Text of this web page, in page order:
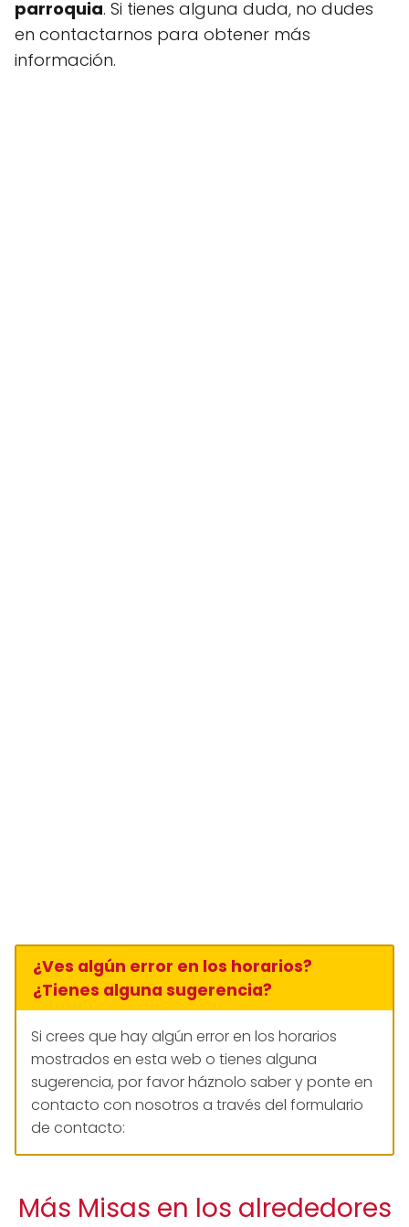
parroquia. Si tienes alguna duda, no dudes
en contactarnos para obtener más
información.
¿Ves algún error en los horarios?
¿Tienes alguna sugerencia?
Si crees que hay algún error en los horarios
mostrados en esta web o tienes alguna
sugerencia, por favor háznolo saber y ponte en
contacto con nosotros a través del formulario
de contacto:
Más Misas en los alrededores